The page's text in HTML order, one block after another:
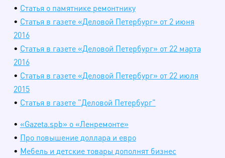
• Статья о памятнике ремонтнику
• Статья в газете «Деловой Петербург» от 2 июня
2016
• Статья в газете «Деловой Петербург» от 22 марта
2016
• Статья в газете «Деловой Петербург» от 22 июля
2015
• Статья в газете "Деловой Петербург"
• «Gazeta.spb» о «Ленремонте»
• Про повышение доллара и евро
• Мебель и детские товары дополнят бизнес